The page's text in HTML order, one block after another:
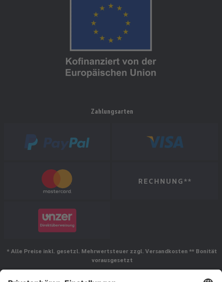
Zahlungsarten
RECHNUNG**
* Alle Preise inkl. gesetzl. Mehrwertsteuer zzgl. Versandkosten ** Bonität
vorausgesetzt